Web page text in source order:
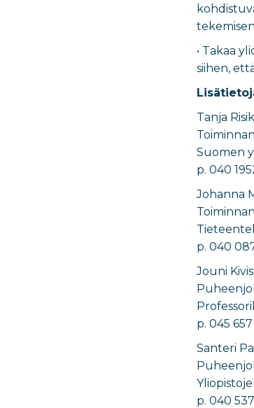
• Takaa
siihen,
Tanja
Suomen
p. 040
Johanna
p. 040
Jouni
p. 045
Santeri
p. 040